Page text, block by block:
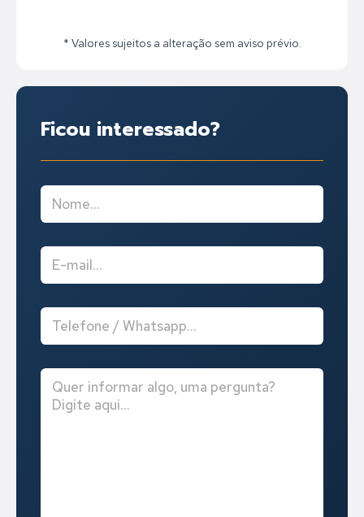
* Valores sujeitos a alteração sem aviso prévio.
Ficou interessado?